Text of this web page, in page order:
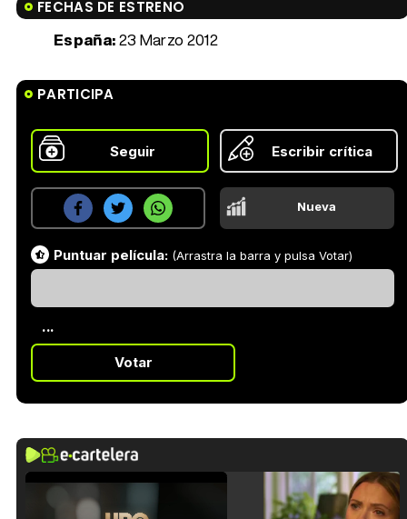
FECHAS DE ESTRENO
España:23 Marzo 2012
PARTICIPA
Seguir Escribir crítica
Nueva
Puntuar película: (Arrastra la barra y pulsa Votar)
...
Votar